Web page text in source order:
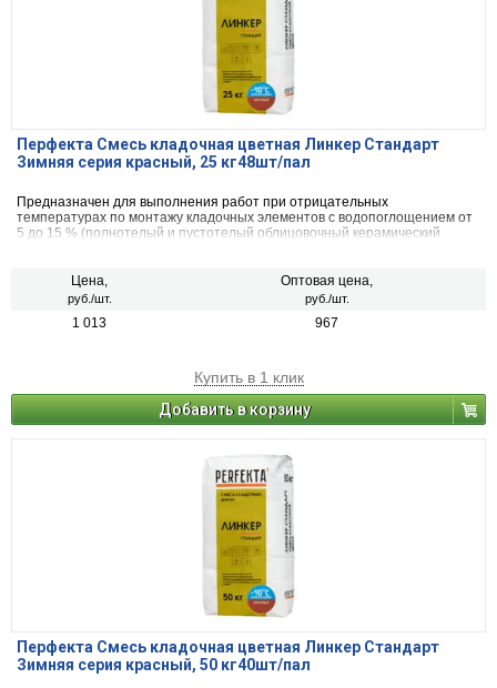
Перфекта Смесь кладочная цветная Линкер Стандарт
Зимняя серия красный, 25 кг48шт/пал
Предназначен для выполнения работ при отрицательных
температурах по монтажу кладочных элементов с водопоглощением от
5 до 15 % (полнотелый и пустотелый облицовочный керамический
Цена,
руб./шт.
Оптовая цена,
руб./шт.
1 013 967
Купить в 1 клик
Добавить в корзину
Перфекта Смесь кладочная цветная Линкер Стандарт
Зимняя серия красный, 50 кг40шт/пал